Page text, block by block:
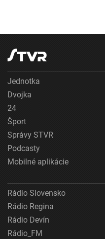
Jednotka
Dvojka
24
Šport
Správy STVR
Podcasty
Mobilné aplikácie
Rádio Slovensko
Rádio Regina
Rádio Devín
Rádio_FM